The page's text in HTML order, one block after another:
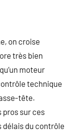
on croise
très bien
moteur
technique
tête.
pros sur ces
délais du contrôle